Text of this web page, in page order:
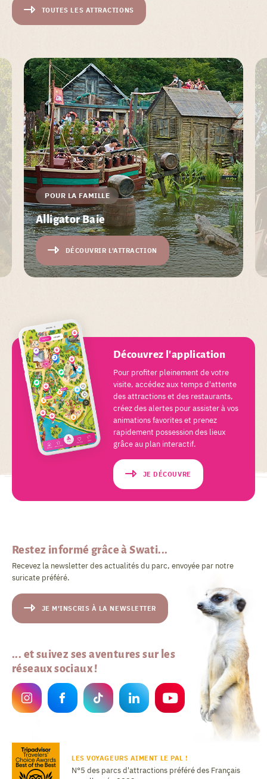
TOUTES LES ATTRACTIONS
POUR LA FAMILLE
Alligator Baie
DÉCOUVRIR L'ATTRACTION
Découvrez l'application
Pour profiter pleinement de votre
visite, accédez aux temps d'attente
des attractions et des restaurants,
créez des alertes pour assister à vos
animations favorites et prenez
rapidement possession des lieux
grâce au plan interactif.
JE DÉCOUVRE
Restez informé grâce à Swati...
Recevez la newsletter des actualités du parc, envoyée par notre
suricate préféré.
JE M'INSCRIS À LA NEWSLETTER
... et suivez ses aventures sur les
réseaux sociaux !
LES VOYAGEURS AIMENT LE PAL !
N°5 des parcs d'attractions préféré des Français